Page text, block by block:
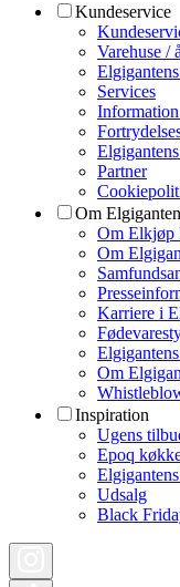
Kundeservice
Varehuse /
Services
Partner
Om Elgiganten
Om Elkjøp
Om
Karriere i
Om
Inspiration
Ugens
Epoq
Udsalg
Black